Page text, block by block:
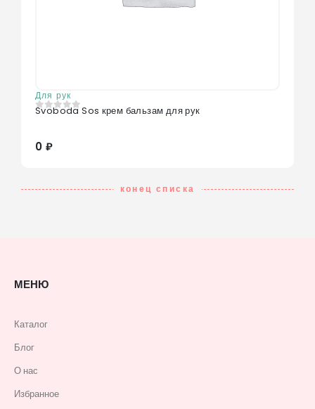
Для рук
0 из 5
Svoboda Sos крем бальзам для рук
0 ₽
конец списка
МЕНЮ
Каталог
Блог
О нас
Избранное